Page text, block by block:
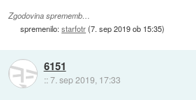
Zgodovina sprememb…
spremenilo:starfotr(7. sep 2019 ob 15:35)
6151
::7. sep 2019, 17:33